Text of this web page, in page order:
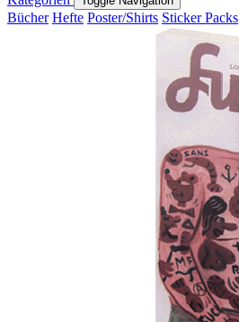
Bücher Hefte Poster/Shirts Sticker Packs